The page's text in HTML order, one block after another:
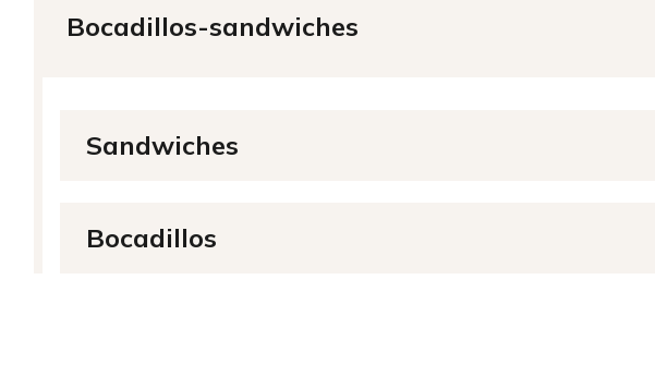
Bocadillos-sandwiches
Sandwiches
Bocadillos